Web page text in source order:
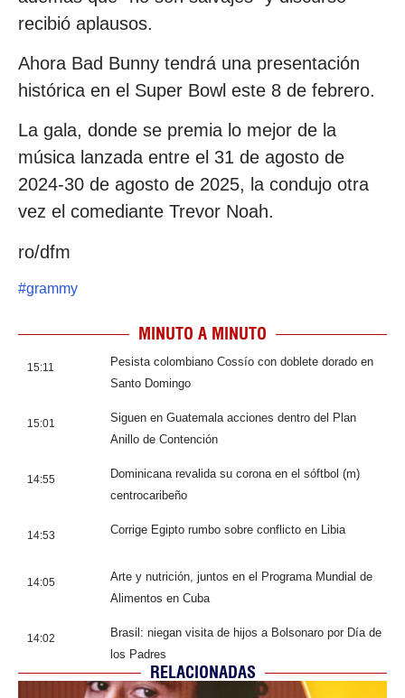
recibió aplausos.
Ahora Bad Bunny tendrá una presentación
histórica en el Super Bowl este 8 de febrero.
La gala, donde se premia lo mejor de la
música lanzada entre el 31 de agosto de
2024-30 de agosto de 2025, la condujo otra
vez el comediante Trevor Noah.
ro/dfm
#grammy
MINUTO A MINUTO
15:11
Pesista colombiano Cossío con doblete dorado en
Santo Domingo
15:01
Siguen en Guatemala acciones dentro del Plan
Anillo de Contención
14:55
Dominicana revalida su corona en el sóftbol (m)
centrocaribeño
14:53 Corrige Egipto rumbo sobre conflicto en Libia
14:05
Arte y nutrición, juntos en el Programa Mundial de
Alimentos en Cuba
14:02
Brasil: niegan visita de hijos a Bolsonaro por Día de
los Padres
RELACIONADAS